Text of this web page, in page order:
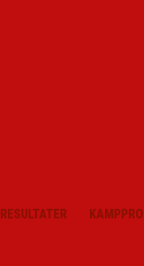
RESULTATER